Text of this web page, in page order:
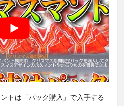
トは「パック購入」で入手する